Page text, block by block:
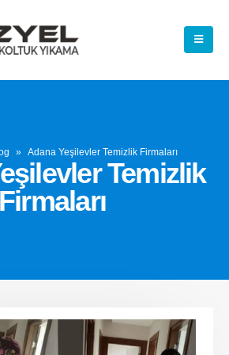
» Adana Yeşilevler Temizlik Firmaları
Temizlik
Firmaları